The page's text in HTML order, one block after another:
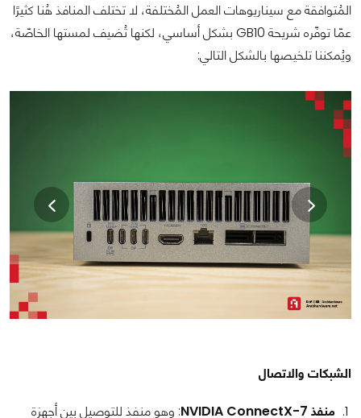
المُتوافقة مع سيناريوهات العمل المُختلفة، لا تختلف المنافذ هُنا كثيرًا
عمّا توفّره شريحة GB10 بشكل أساسي، لكنها تُضيف لمستها الخاصّة،
ويُمكننا تلخيصها بالشكل التالي:
الشبكات والاتصال
منفذ NVIDIA ConnectX-7
: وهو منفذ للتوصيل بين أجهزة